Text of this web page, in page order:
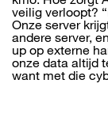
veilig verloopt?
Onze server
andere server,
up op externe
onze data altijd
want met die